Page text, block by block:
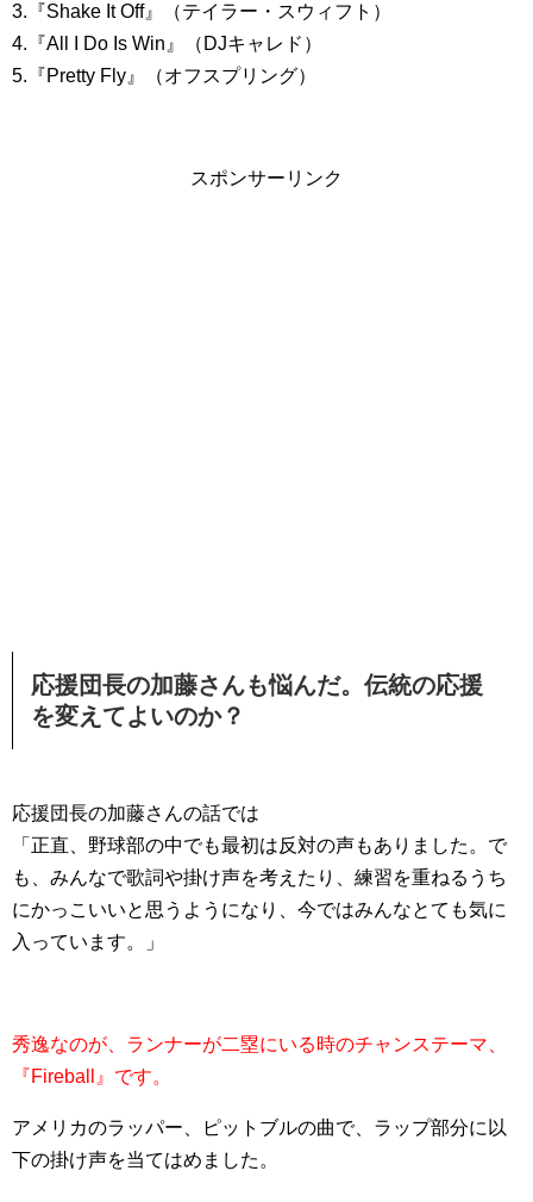
3.『Shake It Off』（テイラー・スウィフト）
4.『All I Do Is Win』（DJキャレド）
5.『Pretty Fly』（オフスプリング）
スポンサーリンク
応援団長の加藤さんも悩んだ。伝統の応援
を変えてよいのか？
応援団長の加藤さんの話では
「正直、野球部の中でも最初は反対の声もありました。で
も、みんなで歌詞や掛け声を考えたり、練習を重ねるうち
にかっこいいと思うようになり、今ではみんなとても気に
入っています。」
秀逸なのが、ランナーが二塁にいる時のチャンステーマ、
『Fireball』です。
アメリカのラッパー、ピットブルの曲で、ラップ部分に以
下の掛け声を当てはめました。